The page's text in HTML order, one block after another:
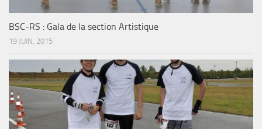
BSC-RS : Gala de la section Artistique
19 JUIN, 2015